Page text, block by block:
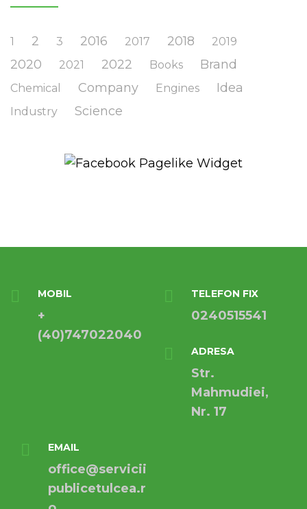
1 2 3 2016 2017 2018 2019
2020 2021 2022 Books Brand
Chemical Company Engines Idea
Industry Science
MOBIL
+
(40)747022040
TELEFON FIX
0240515541
ADRESA
Str.
Mahmudiei,
Nr. 17
EMAIL
office@servicii
publicetulcea.r